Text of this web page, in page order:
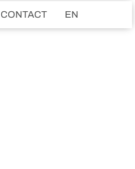
CONTACT EN